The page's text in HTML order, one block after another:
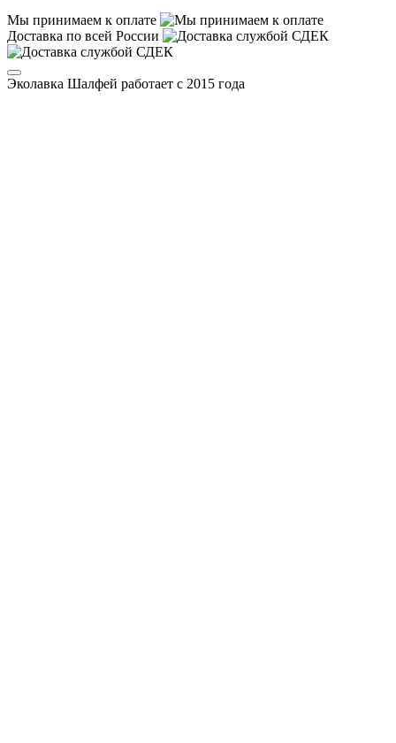
Мы принимаем к оплате
Доставка по всей России
Эколавка Шалфей работает с 2015 года